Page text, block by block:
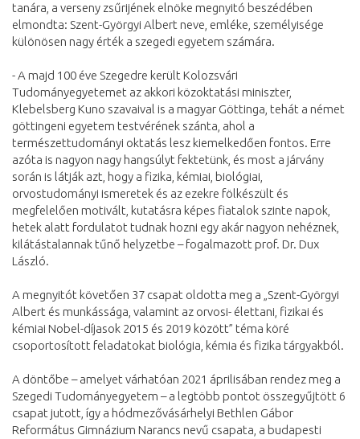
tanára, a verseny zsűrijének elnöke megnyitó beszédében
elmondta: Szent-Györgyi Albert neve, emléke, személyisége
különösen nagy érték a szegedi egyetem számára.
- A majd 100 éve Szegedre került Kolozsvári
Tudományegyetemet az akkori közoktatási miniszter,
Klebelsberg Kuno szavaival is a magyar Göttinga, tehát a német
göttingeni egyetem testvérének szánta, ahol a
természettudományi oktatás lesz kiemelkedően fontos. Erre
azóta is nagyon nagy hangsúlyt fektetünk, és most a járvány
során is látják azt, hogy a fizika, kémiai, biológiai,
orvostudományi ismeretek és az ezekre fölkészült és
megfelelően motivált, kutatásra képes fiatalok szinte napok,
hetek alatt fordulatot tudnak hozni egy akár nagyon nehéznek,
kilátástalannak tűnő helyzetbe – fogalmazott prof. Dr. Dux
László.
A megnyitót követően 37 csapat oldotta meg a „Szent-Györgyi
Albert és munkássága, valamint az orvosi- élettani, fizikai és
kémiai Nobel-díjasok 2015 és 2019 között” téma köré
csoportosított feladatokat biológia, kémia és fizika tárgyakból.
A döntőbe – amelyet várhatóan 2021 áprilisában rendez meg a
Szegedi Tudományegyetem – a legtöbb pontot összegyűjtött 6
csapat jutott, így a hódmezővásárhelyi Bethlen Gábor
Református Gimnázium Narancs nevű csapata, a budapesti